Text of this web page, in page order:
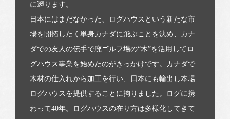
に遡ります。
日本にはまだなかった、ログハウスという新たな市
場を開拓したく単身カナダに飛ぶことを決め、カナ
ダでの友人の伝手で廃ゴルフ場の“木”を活用してロ
グハウス事業を始めたのがきっかけです。カナダで
木材の仕入れから加工を行い、日本にも輸出し本場
ログハウスを提供することに拘りました。ログに携
わって40年。ログハウスの在り方は多様化してきて